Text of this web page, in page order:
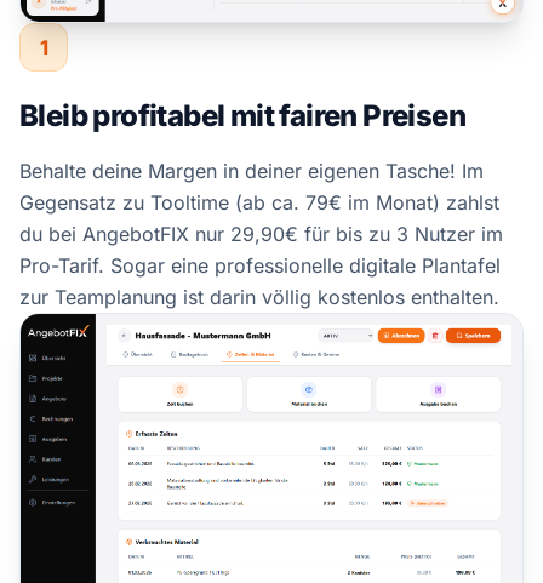
1
Bleib profitabel mit fairen Preisen
Behalte deine Margen in deiner eigenen Tasche! Im
Gegensatz zu Tooltime (ab ca. 79€ im Monat) zahlst
du bei AngebotFIX nur 29,90€ für bis zu 3 Nutzer im
Pro-Tarif. Sogar eine professionelle digitale Plantafel
zur Teamplanung ist darin völlig kostenlos enthalten.